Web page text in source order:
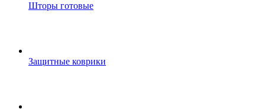
Шторы готовые
Защитные коврики